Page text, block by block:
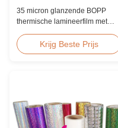
EVA Hoge Snelheid
60m/min
35 micron glanzende BOPP
thermische lamineerfilm met
kleefstof, 2200 mm breed, 60
m/min lamineersnelheid, 92%
Krijg Beste Prijs